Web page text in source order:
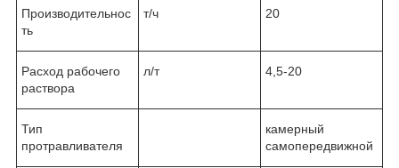
Производительнос
ть
т/ч 20
Расход рабочего
раствора
л/т 4,5-20
Тип
протравливателя
камерный
самопередвижной